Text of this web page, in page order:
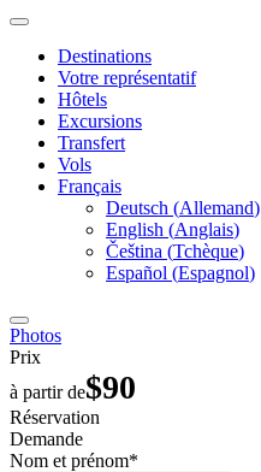
Destinations
Votre représentatif
Hôtels
Excursions
Transfert
Vols
Français
Deutsch (Allemand)
English (Anglais)
Čeština (Tchèque)
Español (Espagnol)
Photos
Prix
à partir de$90
Réservation
Demande
Nom et prénom*